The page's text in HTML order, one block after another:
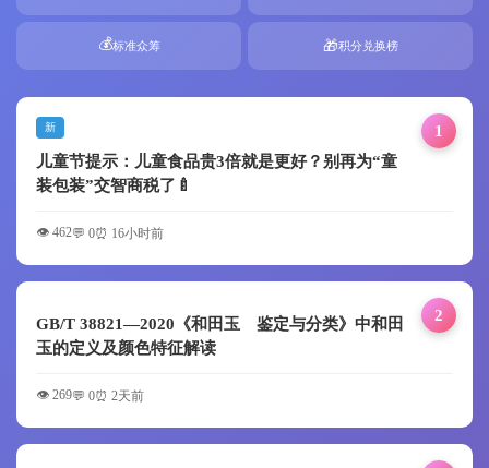
💰标准众筹 🎁积分兑换榜
1
新
儿童节提示：儿童食品贵3倍就是更好？别再为“童
装包装”交智商税了🍼
👁️ 462💬 0⏰ 16小时前
2
GB/T 38821—2020《和田玉 鉴定与分类》中和田
玉的定义及颜色特征解读
👁️ 269💬 0⏰ 2天前